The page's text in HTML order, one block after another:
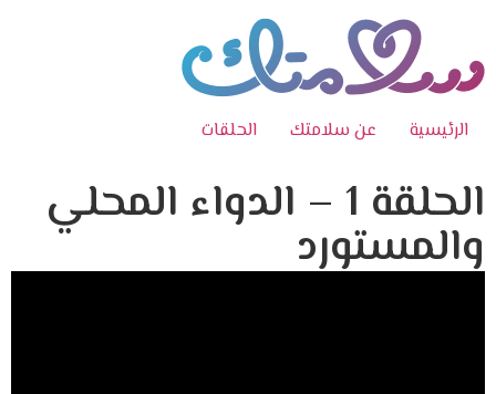
الرئيسية عن سلامتك الحلقات
الحلقة 1 – الدواء المحلي
والمستورد